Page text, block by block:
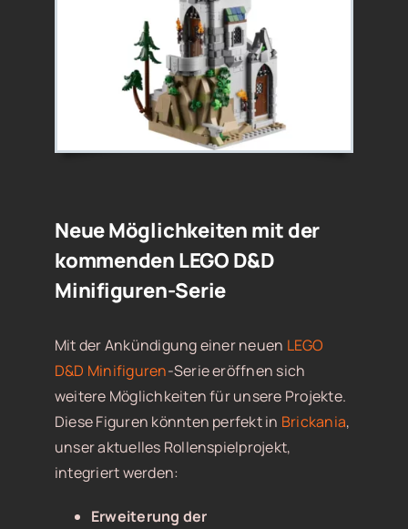
Neue Möglichkeiten mit der
kommenden LEGO D&D
Minifiguren-Serie
Mit der Ankündigung einer neuen LEGO
D&D Minifiguren-Serie eröffnen sich
weitere Möglichkeiten für unsere Projekte.
Diese Figuren könnten perfekt in Brickania,
unser aktuelles Rollenspielprojekt,
integriert werden:
Erweiterung der